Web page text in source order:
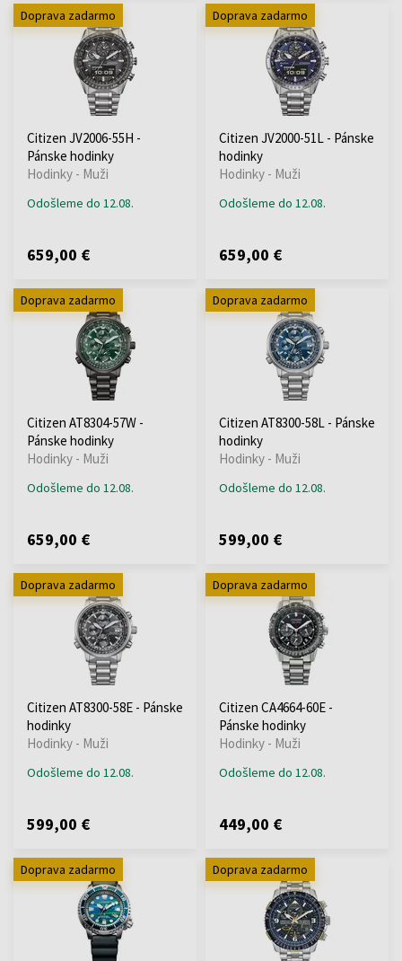
Doprava zadarmo
Citizen JV2006-55H -
Pánske hodinky
Hodinky - Muži
Odošleme do 12.08.
659,00 €
Doprava zadarmo
Citizen JV2000-51L - Pánske
hodinky
Hodinky - Muži
Odošleme do 12.08.
659,00 €
Doprava zadarmo
Citizen AT8304-57W -
Pánske hodinky
Hodinky - Muži
Odošleme do 12.08.
659,00 €
Doprava zadarmo
Citizen AT8300-58L - Pánske
hodinky
Hodinky - Muži
Odošleme do 12.08.
599,00 €
Doprava zadarmo
Citizen AT8300-58E - Pánske
hodinky
Hodinky - Muži
Odošleme do 12.08.
599,00 €
Doprava zadarmo
Citizen CA4664-60E -
Pánske hodinky
Hodinky - Muži
Odošleme do 12.08.
449,00 €
Doprava zadarmo Doprava zadarmo